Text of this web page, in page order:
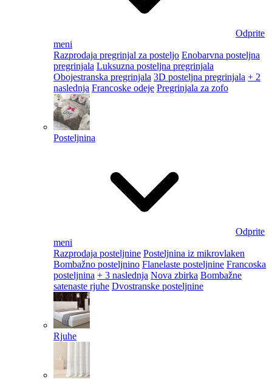
Odprite
meni
Razprodaja pregrinjal za posteljo Enobarvna posteljna
pregrinjala Luksuzna posteljna pregrinjala
Obojestranska pregrinjala 3D posteljna pregrinjala + 2
naslednja Francoske odeje Pregrinjala za zofo
Posteljnina
Odprite
meni
Razprodaja posteljnine Posteljnina iz mikrovlaken
Bombažno posteljnino Flanelaste posteljnine Francoska
posteljnina + 3 naslednja Nova zbirka Bombažne
satenaste rjuhe Dvostranske posteljnine
Rjuhe